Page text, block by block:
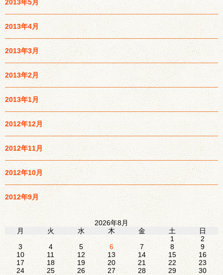
2013年5月
2013年4月
2013年3月
2013年2月
2013年1月
2012年12月
2012年11月
2012年10月
2012年9月
2026年8月
月
火 水 木 金 土
日
1
2
3
4 5 6 7 8
9
10
11 12 13 14 15
16
17
18 19 20 21 22
23
24
25 26 27 28 29
30